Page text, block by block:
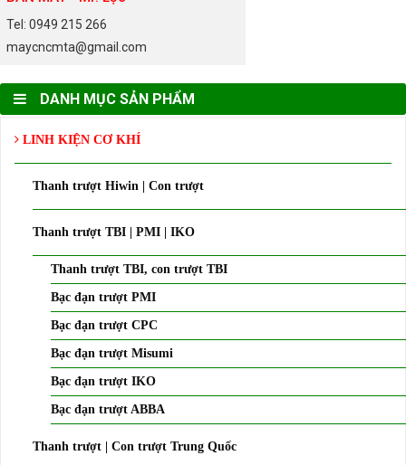
Tel: 0949 215 266
maycncmta@gmail.com
DANH MỤC SẢN PHẨM
LINH KIỆN CƠ KHÍ
Thanh trượt Hiwin | Con trượt
Thanh trượt TBI | PMI | IKO
Thanh trượt TBI, con trượt TBI
Bạc đạn trượt PMI
Bạc đạn trượt CPC
Bạc đạn trượt Misumi
Bạc đạn trượt IKO
Bạc đạn trượt ABBA
Thanh trượt | Con trượt Trung Quốc